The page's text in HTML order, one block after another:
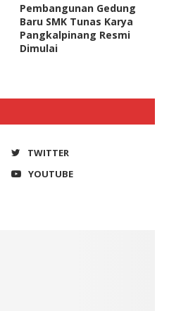
Pembangunan Gedung
Baru SMK Tunas Karya
Pangkalpinang Resmi
Dimulai
TWITTER
YOUTUBE